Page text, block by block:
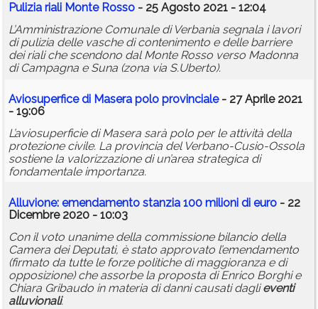
Pulizia riali Monte Rosso - 25 Agosto 2021 - 12:04
L’Amministrazione Comunale di Verbania segnala i lavori
di pulizia delle vasche di contenimento e delle barriere
dei riali che scendono dal Monte Rosso verso Madonna
di Campagna e Suna (zona via S.Uberto).
Aviosuperfice di Masera polo provinciale- 27 Aprile 2021
- 19:06
L’aviosuperficie di Masera sarà polo per le attività della
protezione civile. La provincia del Verbano-Cusio-Ossola
sostiene la valorizzazione di un’area strategica di
fondamentale importanza.
Alluvione: emendamento stanzia 100 milioni di euro - 22
Dicembre 2020 - 10:03
Con il voto unanime della commissione bilancio della
Camera dei Deputati, è stato approvato l’emendamento
(firmato da tutte le forze politiche di maggioranza e di
opposizione) che assorbe la proposta di Enrico Borghi e
Chiara Gribaudo in materia di danni causati daglieventi
alluvionali.